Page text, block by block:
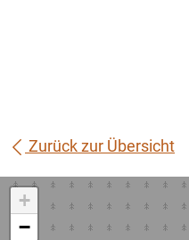
Zurück zur Übersicht
+
−